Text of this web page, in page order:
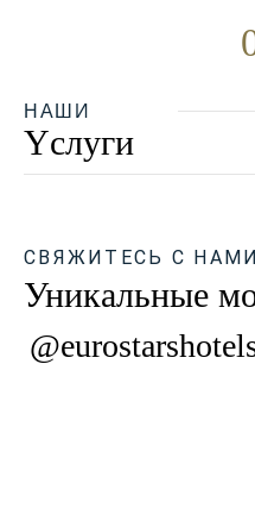
НАШИ
Yслуги
СВЯЖИТЕСЬ С НАМИ
Уникальные